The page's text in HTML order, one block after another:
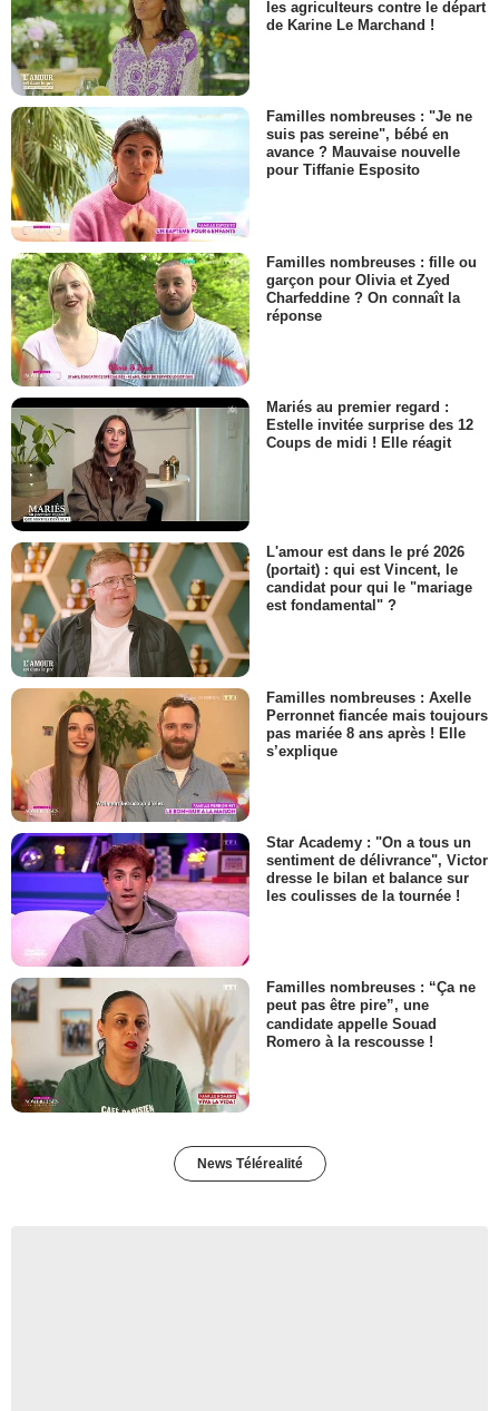
les agriculteurs contre le départ
de Karine Le Marchand !
Familles nombreuses : "Je ne
suis pas sereine", bébé en
avance ? Mauvaise nouvelle
pour Tiffanie Esposito
Familles nombreuses : fille ou
garçon pour Olivia et Zyed
Charfeddine ? On connaît la
réponse
Mariés au premier regard :
Estelle invitée surprise des 12
Coups de midi ! Elle réagit
L'amour est dans le pré 2026
(portait) : qui est Vincent, le
candidat pour qui le "mariage
est fondamental" ?
Familles nombreuses : Axelle
Perronnet fiancée mais toujours
pas mariée 8 ans après ! Elle
s’explique
Star Academy : "On a tous un
sentiment de délivrance", Victor
dresse le bilan et balance sur
les coulisses de la tournée !
Familles nombreuses : “Ça ne
peut pas être pire”, une
candidate appelle Souad
Romero à la rescousse !
News Télérealité